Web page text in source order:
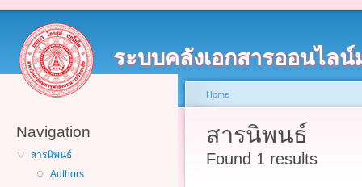
ระบบคลังเอกสารออนไล
Navigation
สารนิพนธ์
Authors
Home
สารนิพนธ์
Found 1 results